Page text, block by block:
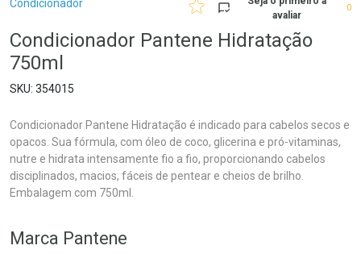
Condicionador
avaliar
0
Condicionador Pantene Hidratação
750ml
354015
Condicionador Pantene Hidratação é indicado para cabelos secos e
opacos. Sua fórmula, com óleo de coco, glicerina e pró-vitaminas,
nutre e hidrata intensamente fio a fio, proporcionando cabelos
disciplinados, macios, fáceis de pentear e cheios de brilho.
Embalagem com 750ml.
Marca Pantene